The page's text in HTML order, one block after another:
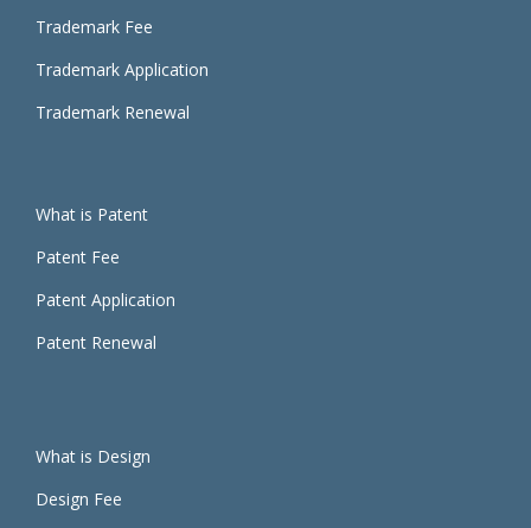
Trademark Fee
Trademark Application
Trademark Renewal
What is Patent
Patent Fee
Patent Application
Patent Renewal
What is Design
Design Fee